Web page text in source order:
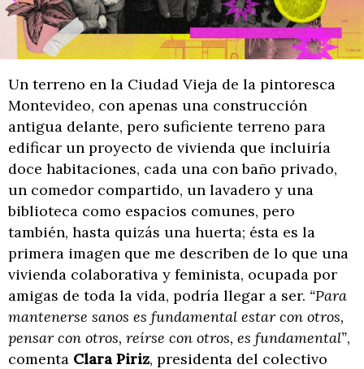
Un terreno en la Ciudad Vieja de la pintoresca
Montevideo, con apenas una construcción
antigua delante, pero suficiente terreno para
edificar un proyecto de vivienda que incluiría
doce habitaciones, cada una con baño privado,
un comedor compartido, un lavadero y una
biblioteca como espacios comunes, pero
también, hasta quizás una huerta; ésta es la
primera imagen que me describen de lo que una
vivienda colaborativa y feminista, ocupada por
amigas de toda la vida, podría llegar a ser. “Para
mantenerse sanos es fundamental estar con otros,
pensar con otros, reírse con otros, es fundamental”,
comenta Clara Piriz, presidenta del colectivo